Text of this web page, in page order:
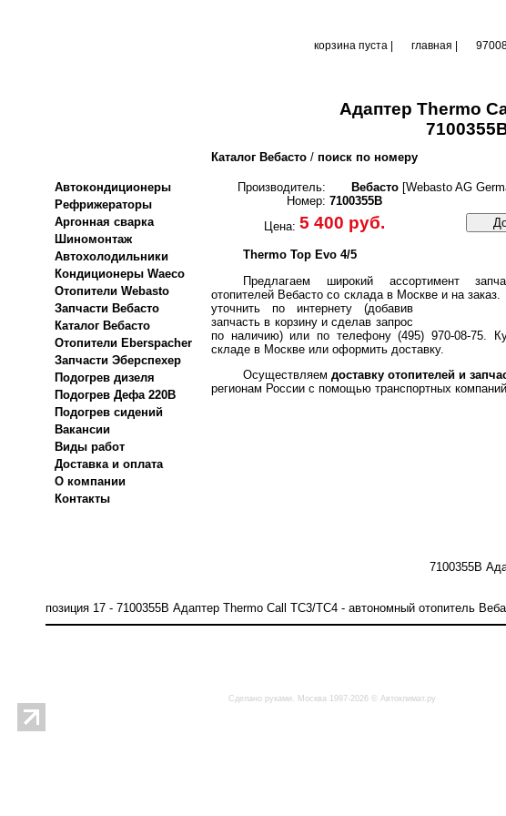
корзина пуста | главная
Адаптер Thermo
Автокондиционеры
Рефрижераторы
Аргонная сварка
Шиномонтаж
Автохолодильники
Кондиционеры Waeco
Отопители Webasto
Запчасти Вебасто
Каталог Вебасто
Отопители Eberspacher
Запчасти Эберспехер
Подогрев дизеля
Подогрев Дефа 220В
Подогрев сидений
Вакансии
Виды работ
Доставка и оплата
О компании
Контакты
Каталог Вебасто / поиск по номеру
Производитель:
Номер:
Вебасто [Webasto AG
7100355B
Цена: 5 400 руб.
Thermo Top Evo 4/5
Предлагаем широкий ассортимент
отопителей Вебасто со склада в Москве и на заказ.
уточнить по интернету (добавив
запчасть в корзину и сделав запрос
по наличию) или по телефону (495) 970-08-75.
складе в Москве или оформить доставку.
Осуществляем доставку отопителей и
регионам России с помощью транспортных
7100355B
позиция 17 - 7100355B Адаптер Thermo Call TC3/TC4 - автономный отопитель
Сделано руками. Москва 1997-2026 © Автоклимат.ру